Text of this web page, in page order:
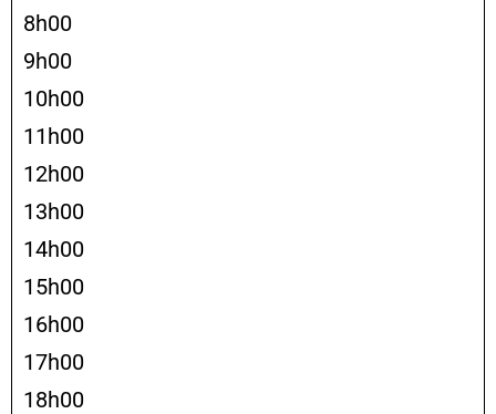
8h00
9h00
10h00
11h00
12h00
13h00
14h00
15h00
16h00
17h00
18h00